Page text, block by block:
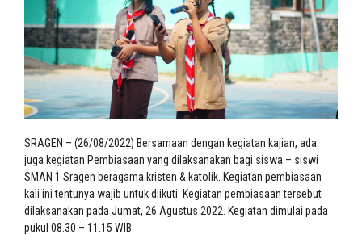
SRAGEN – (26/08/2022) Bersamaan dengan kegiatan kajian, ada
juga kegiatan Pembiasaan yang dilaksanakan bagi siswa – siswi
SMAN 1 Sragen beragama kristen & katolik. Kegiatan pembiasaan
kali ini tentunya wajib untuk diikuti. Kegiatan pembiasaan tersebut
dilaksanakan pada Jumat, 26 Agustus 2022. Kegiatan dimulai pada
pukul 08.30 – 11.15 WIB.